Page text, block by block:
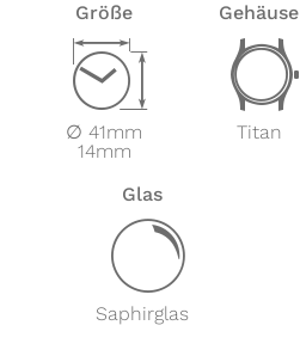
Größe
Z
∅ 41mm
14mm
Gehäuse
w
Titan
Glas
y
Saphirglas